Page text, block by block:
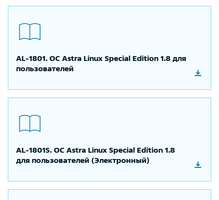
AL-1801. OС Astra Linux Special Edition 1.8 для
пользователей
AL-1801S. OC Astra Linux Special Edition 1.8
для пользователей (Электронный)